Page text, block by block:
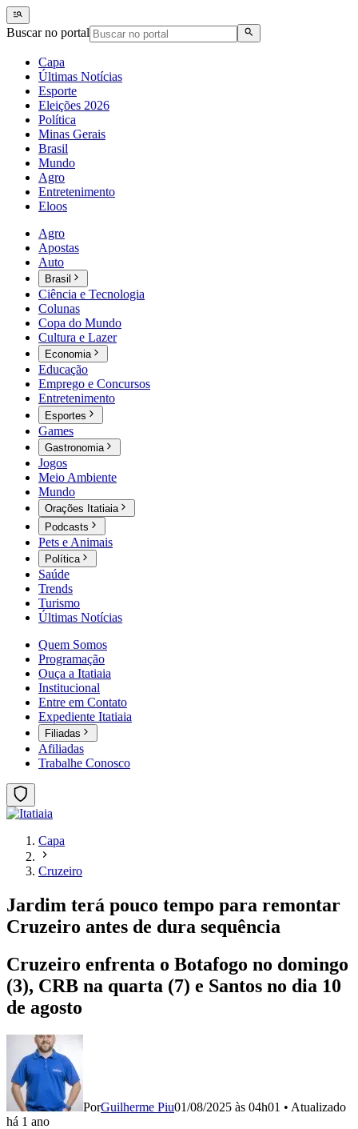
Buscar no portal
Capa
Últimas Notícias
Esporte
Eleições 2026
Política
Minas Gerais
Brasil
Mundo
Agro
Entretenimento
Eloos
Agro
Apostas
Auto
Brasil
Ciência e Tecnologia
Colunas
Copa do Mundo
Cultura e Lazer
Economia
Educação
Emprego e Concursos
Entretenimento
Esportes
Games
Gastronomia
Jogos
Meio Ambiente
Mundo
Orações Itatiaia
Podcasts
Pets e Animais
Política
Saúde
Trends
Turismo
Últimas Notícias
Quem Somos
Programação
Ouça a Itatiaia
Institucional
Entre em Contato
Expediente Itatiaia
Filiadas
Afiliadas
Trabalhe Conosco
Capa
Cruzeiro
Jardim terá pouco tempo para remontar
Cruzeiro antes de dura sequência
Cruzeiro enfrenta o Botafogo no domingo
(3), CRB na quarta (7) e Santos no dia 10
de agosto
PorGuilherme Piu01/08/2025 às 04h01 • Atualizado
há 1 ano